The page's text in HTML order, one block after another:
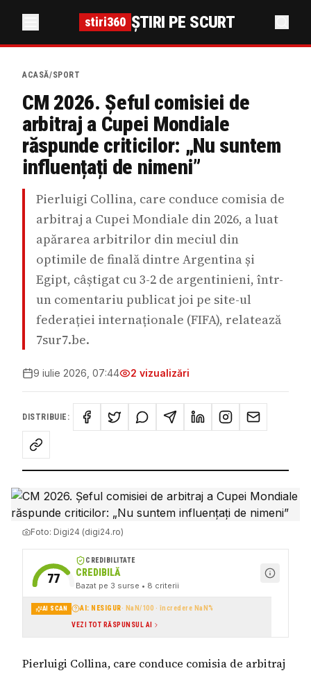
stiri360 ȘTIRI PE SCURT
ACASĂ/SPORT
CM 2026. Șeful comisiei de
arbitraj a Cupei Mondiale
răspunde criticilor: „Nu suntem
influențați de nimeni”
Pierluigi Collina, care conduce comisia de
arbitraj a Cupei Mondiale din 2026, a luat
apărarea arbitrilor din meciul din
optimile de finală dintre Argentina și
Egipt, câștigat cu 3-2 de argentinieni, într-
un comentariu publicat joi pe site-ul
federației internaționale (FIFA), relatează
7sur7.be.
9 iulie 2026, 07:44 2 vizualizări
DISTRIBUIE:
Foto: Digi24 (digi24.ro)
77
CREDIBILITATE
CREDIBILĂ
Bazat pe 3 surse • 8 criterii
AI SCAN AI: NESIGUR· NaN/100 · încredere NaN%
VEZI TOT RĂSPUNSUL AI
Pierluigi Collina, care conduce comisia de arbitraj